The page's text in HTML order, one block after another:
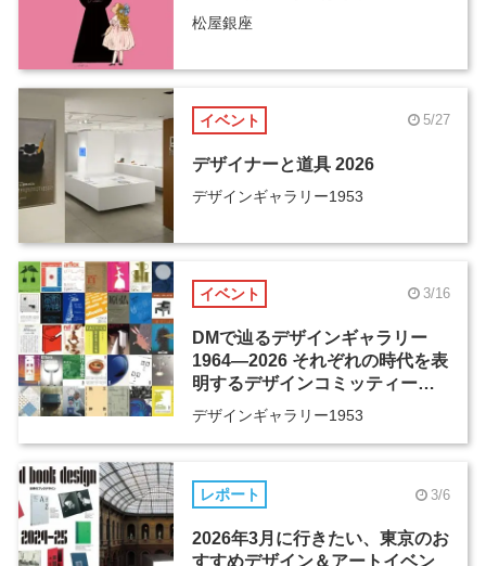
松屋銀座
イベント 5/27
デザイナーと道具 2026
デザインギャラリー1953
イベント 3/16
DMで辿るデザインギャラリー
1964―2026 それぞれの時代を表
明するデザインコミッティーの
活動歴、そしてその先へ
デザインギャラリー1953
レポート 3/6
2026年3月に行きたい、東京のお
すすめデザイン＆アートイベン